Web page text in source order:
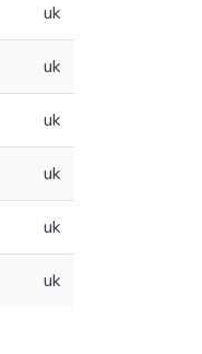
uk
uk
uk
uk
uk
uk